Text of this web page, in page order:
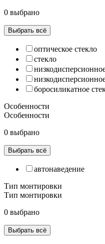
0 выбрано
Выбрать всё
оптическое стекло
стекло
боросиликатное
Особенности
Особенности
0 выбрано
Выбрать всё
автонаведение
Тип монтировки
Тип монтировки
0 выбрано
Выбрать всё